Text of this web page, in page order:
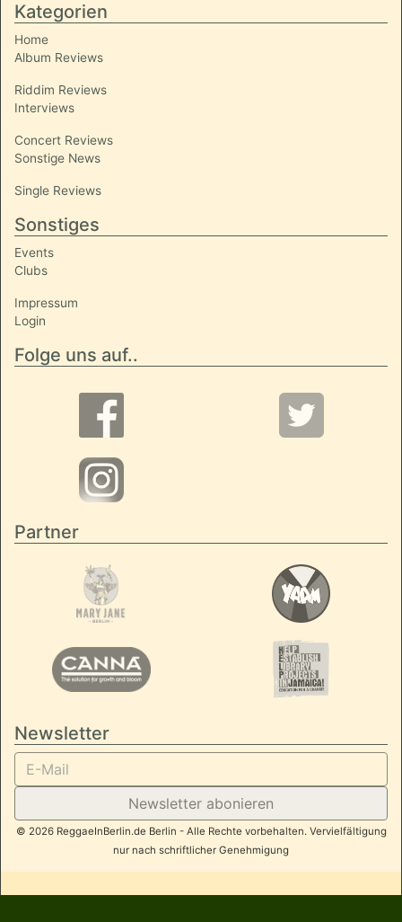
Kategorien
Home
Album Reviews
Riddim Reviews
Interviews
Concert Reviews
Sonstige News
Single Reviews
Sonstiges
Events
Clubs
Impressum
Login
Folge uns auf..
Partner
Newsletter
Newsletter abonieren
© 2026 ReggaeInBerlin.de Berlin - Alle Rechte vorbehalten. Vervielfältigung
nur nach schriftlicher Genehmigung